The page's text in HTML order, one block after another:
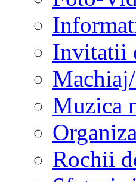
Invitatii
Muzica
Rochii